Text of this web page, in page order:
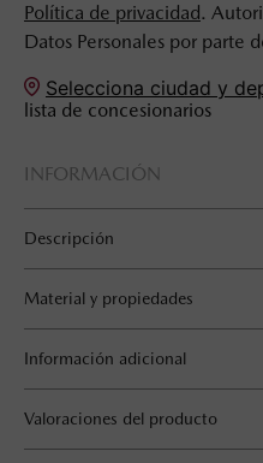
Política de privacidad.
Datos Personales por parte
Selecciona ciudad y
lista de concesionarios
INFORMACIÓN
Descripción
Material y propiedades
Información adicional
Valoraciones del producto